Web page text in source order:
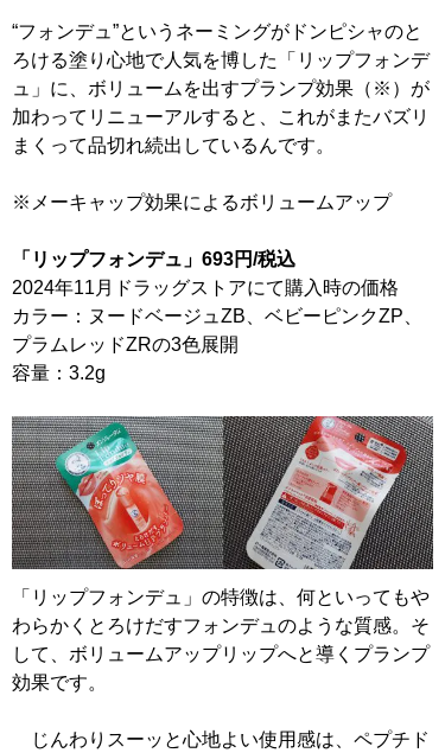
“フォンデュ”というネーミングがドンピシャのと
ろける塗り心地で人気を博した「リップフォンデ
ュ」に、ボリュームを出すプランプ効果（※）が
加わってリニューアルすると、これがまたバズリ
まくって品切れ続出しているんです。
※メーキャップ効果によるボリュームアップ
「リップフォンデュ」693円/税込
2024年11月ドラッグストアにて購入時の価格
カラー：ヌードベージュZB、ベビーピンクZP、
プラムレッドZRの3色展開
容量：3.2g
「リップフォンデュ」の特徴は、何といってもや
わらかくとろけだすフォンデュのような質感。そ
して、ボリュームアップリップへと導くプランプ
効果です。
じんわりスーッと心地よい使用感は、ペプチド